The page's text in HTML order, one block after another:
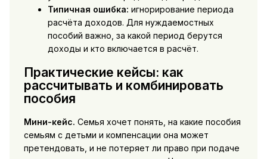
Типичная ошибка: игнорирование периода
расчёта доходов. Для нуждаемостных
пособий важно, за какой период берутся
доходы и кто включается в расчёт.
Практические кейсы: как
рассчитывать и комбинировать
пособия
Мини-кейс. Семья хочет понять, на какие пособия
семьям с детьми и компенсации она может
претендовать, и не потеряет ли право при подаче